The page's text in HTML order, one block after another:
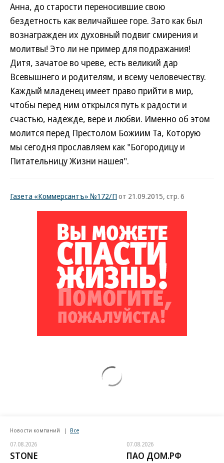
Анна, до старости переносившие свою
бездетность как величайшее горе. Зато как был
вознагражден их духовный подвиг смирения и
молитвы! Это ли не пример для подражания!
Дитя, зачатое во чреве, есть великий дар
Всевышнего и родителям, и всему человечеству.
Каждый младенец имеет право прийти в мир,
чтобы перед ним открылся путь к радости и
счастью, надежде, вере и любви. Именно об этом
молится перед Престолом Божиим Та, Которую
мы сегодня прославляем как "Богородицу и
Питательницу Жизни нашея".
Газета «Коммерсантъ» №172/П от 21.09.2015, стр. 6
Новости компаний Все
07.08.2026
STONE
07.08.2026
ПАО ДОМ.РФ